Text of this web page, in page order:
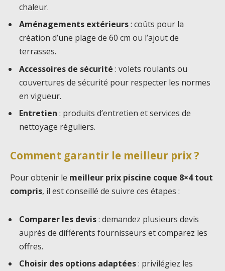
chaleur.
Aménagements extérieurs: coûts pour la
création d’une plage de 60 cm ou l’ajout de
terrasses.
Accessoires de sécurité : volets roulants ou
couvertures de sécurité pour respecter les normes
en vigueur.
Entretien : produits d’entretien et services de
nettoyage réguliers.
Comment garantir le meilleur prix ?
Pour obtenir le meilleur prix piscine coque 8×4 tout
compris, il est conseillé de suivre ces étapes :
Comparer les devis: demandez plusieurs devis
auprès de différents fournisseurs et comparez les
offres.
Choisir des options adaptées: privilégiez les